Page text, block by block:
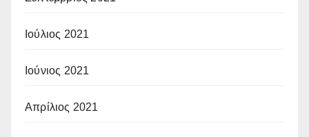
Ιούλιος 2021
Ιούνιος 2021
Απρίλιος 2021